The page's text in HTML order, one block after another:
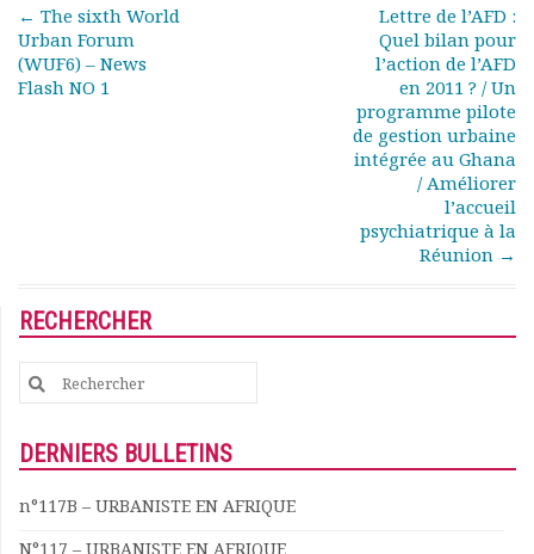
Journées d’études
Concours vidéo
Matinales
Forum
Actualités
Nous contacter
Post navigation
← The sixth World
Urban Forum
(WUF6) – News
Flash NO 1
Lettre de l’AFD :
Quel bilan pour
l’action de l’AFD
en 2011 ? / Un
programme pilote
de gestion urbaine
intégrée au Ghana
/ Améliorer
l’accueil
psychiatrique à la
Réunion →
RECHERCHER
Search
for:
DERNIERS BULLETINS
n°117B – URBANISTE EN AFRIQUE
N°117 – URBANISTE EN AFRIQUE